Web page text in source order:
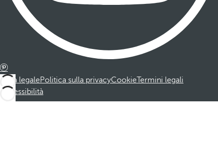
Nota legalePolitica sulla privacyCookieTermini legali
Accessibilità